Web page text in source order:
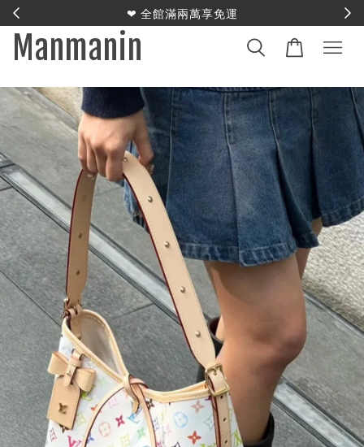
❤︎ 全館滿兩萬享免運
Manmanin